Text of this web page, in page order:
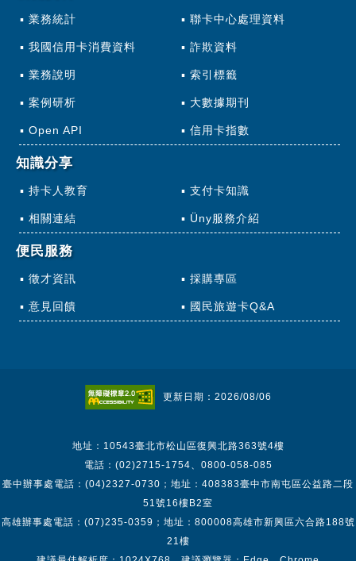
業務統計 聯卡中心處理資料
我國信用卡消費資料 詐欺資料
業務說明 索引標籤
案例研析 大數據期刊
Open API 信用卡指數
知識分享
持卡人教育 支付卡知識
相關連結 Üny服務介紹
便民服務
徵才資訊 採購專區
意見回饋 國民旅遊卡Q&A
更新日期：2026/08/06
地址：10543臺北市松山區復興北路363號4樓
電話：(02)2715-1754、0800-058-085
臺中辦事處電話：(04)2327-0730；地址：408383臺中市南屯區公益路二段
51號16樓B2室
高雄辦事處電話：(07)235-0359；地址：800008高雄市新興區六合路188號
21樓